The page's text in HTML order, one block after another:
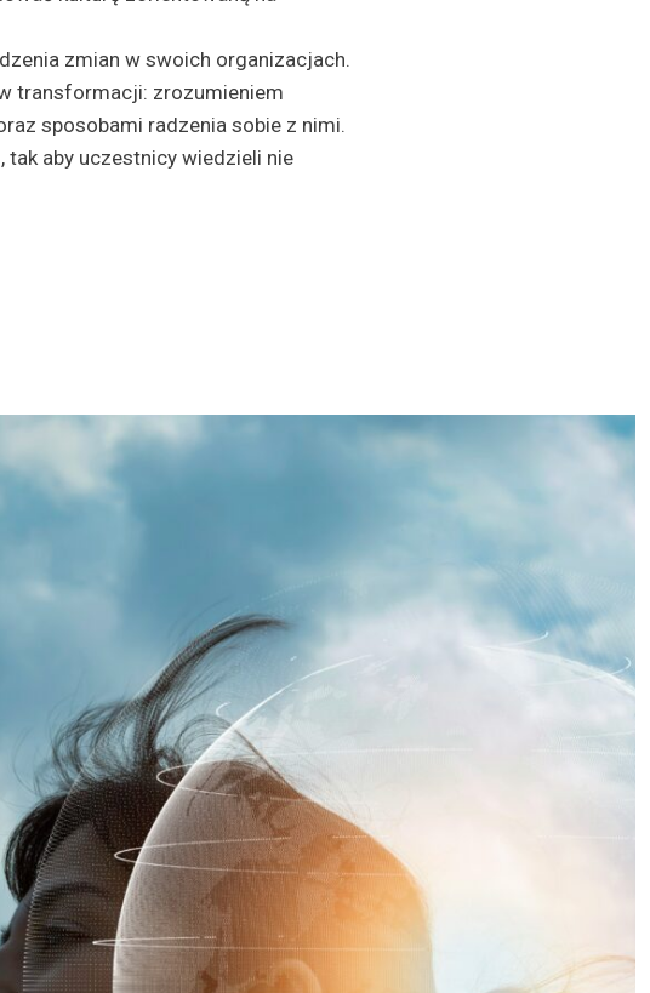
zmian w swoich organizacjach.
transformacji: zrozumieniem
sposobami radzenia sobie z nimi.
aby uczestnicy wiedzieli nie